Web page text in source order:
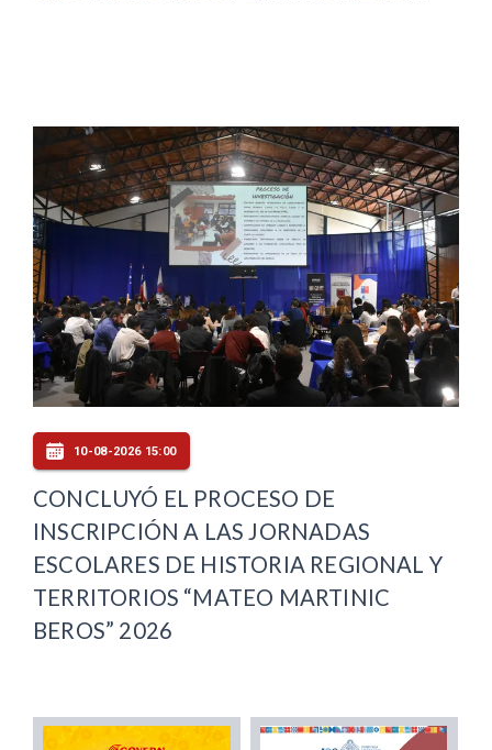
10-08-2026 15:00
CONCLUYÓ EL PROCESO DE
INSCRIPCIÓN A LAS JORNADAS
ESCOLARES DE HISTORIA REGIONAL Y
TERRITORIOS “MATEO MARTINIC
BEROS” 2026